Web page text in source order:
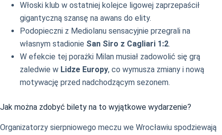
Włoski klub w ostatniej kolejce ligowej zaprzepaścił
gigantyczną szansę na awans do elity.
Podopieczni z Mediolanu sensacyjnie przegrali na
własnym stadionie San Siro z Cagliari 1:2.
W efekcie tej porażki Milan musiał zadowolić się grą
zaledwie w Lidze Europy, co wymusza zmiany i nową
motywację przed nadchodzącym sezonem.
Jak można zdobyć bilety na to wyjątkowe wydarzenie?
Organizatorzy sierpniowego meczu we Wrocławiu spodziewają